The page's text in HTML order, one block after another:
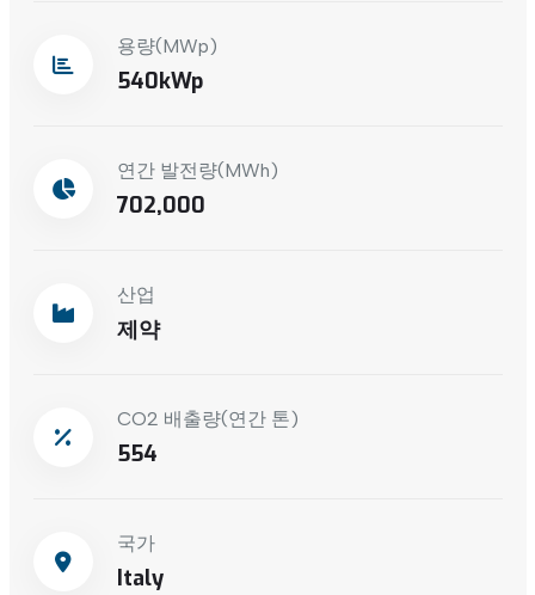
용량(MWp)
540
연간 발전량(MWh)
702,000
산업
제약
CO2 배출량(연간 톤)
554
국가
Italy